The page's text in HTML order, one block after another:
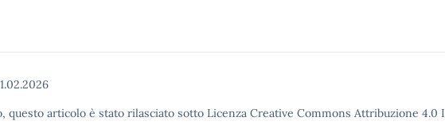
questo articolo è stato rilasciato sotto Licenza Creative Commons Attribuzione 4.0